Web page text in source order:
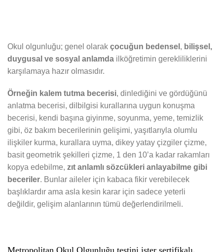
Okul olgunluğu; genel olarak çocuğun bedensel , bilişsel,
duygusal ve sosyal anlamda ilköğretimin gerekliliklerini
karşılamaya hazır olmasıdır.
Örneğin kalem tutma becerisi, dinlediğini ve gördüğünü
anlatma becerisi, dilbilgisi kurallarına uygun konuşma
becerisi, kendi başına giyinme, soyunma, yeme, temizlik
gibi, öz bakım becerilerinin gelişimi, yaşıtlarıyla olumlu
ilişkiler kurma, kurallara uyma, dikey yatay çizgiler çizme,
basit geometrik şekilleri çizme, 1 den 10’a kadar rakamları
kopya edebilme, zıt anlamlı sözcükleri anlayabilme gibi
beceriler. Bunlar aileler için kabaca fikir verebilecek
başlıklardır ama asla kesin karar için sadece yeterli
değildir, gelişim alanlarının tümü değerlendirilmeli.